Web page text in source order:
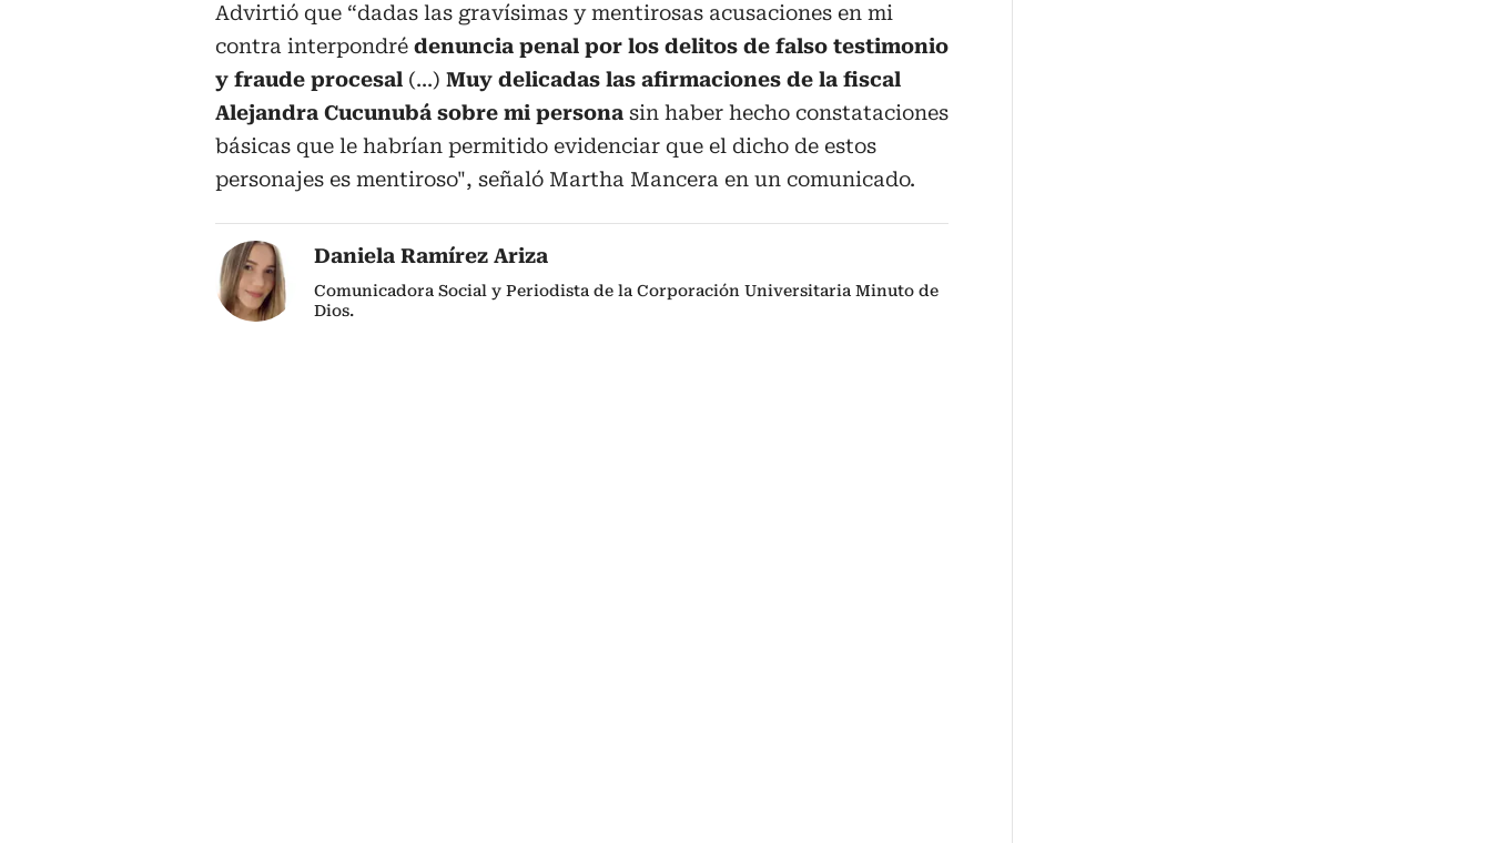
Advirtió que “dadas las gravísimas y mentirosas acusaciones en mi
contra interpondré denuncia penal por los delitos de falso testimonio
y fraude procesal (...) Muy delicadas las afirmaciones de la fiscal
Alejandra Cucunubá sobre mi persona sin haber hecho constataciones
básicas que le habrían permitido evidenciar que el dicho de estos
personajes es mentiroso", señaló Martha Mancera en un comunicado.
Daniela Ramírez Ariza
Comunicadora Social y Periodista de la Corporación Universitaria Minuto de
Dios.